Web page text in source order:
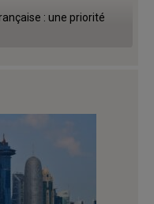
: une priorité